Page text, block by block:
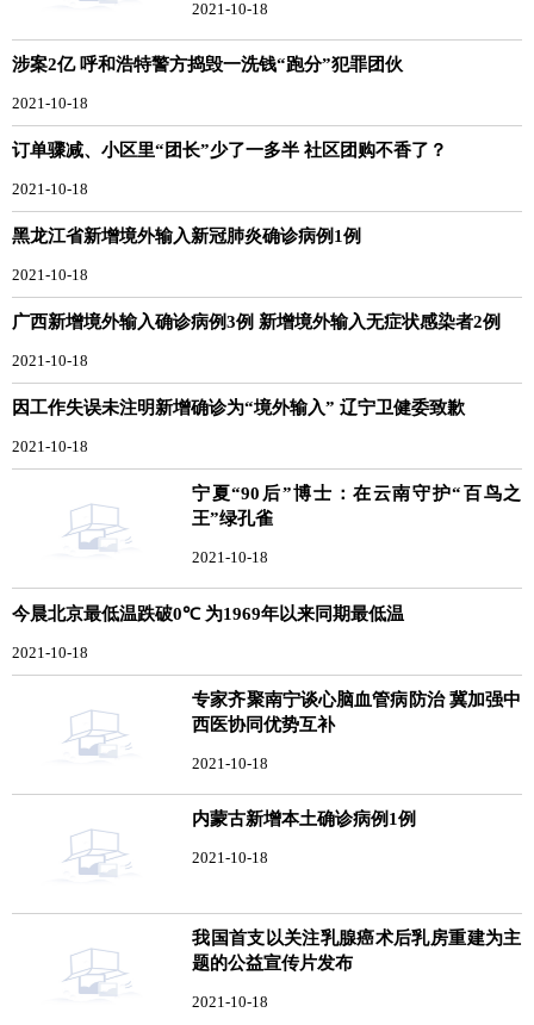
2021-10-18
涉案2亿 呼和浩特警方捣毁一洗钱“跑分”犯罪团伙
2021-10-18
订单骤减、小区里“团长”少了一多半 社区团购不香了？
2021-10-18
黑龙江省新增境外输入新冠肺炎确诊病例1例
2021-10-18
广西新增境外输入确诊病例3例 新增境外输入无症状感染者2例
2021-10-18
因工作失误未注明新增确诊为“境外输入” 辽宁卫健委致歉
2021-10-18
宁夏“90后”博士：在云南守护“百鸟之
王”绿孔雀
2021-10-18
今晨北京最低温跌破0℃ 为1969年以来同期最低温
2021-10-18
专家齐聚南宁谈心脑血管病防治 冀加强中
西医协同优势互补
2021-10-18
内蒙古新增本土确诊病例1例
2021-10-18
我国首支以关注乳腺癌术后乳房重建为主
题的公益宣传片发布
2021-10-18